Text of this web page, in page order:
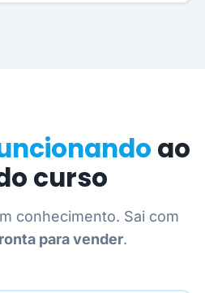
ao
curso
conhecimento. Sai com
para vender.